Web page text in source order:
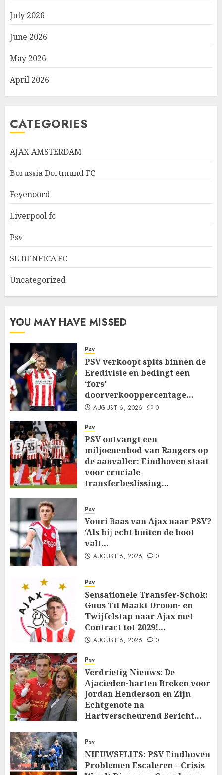
July 2026
June 2026
May 2026
April 2026
CATEGORIES
AJAX AMSTERDAM
Borussia Dortmund FC
Feyenoord
Liverpool fc
Psv
SL BENFICA FC
Uncategorized
YOU MAY HAVE MISSED
Psv
PSV verkoopt spits binnen de
Eredivisie en bedingt een
‘fors’
doorverkooppercentage…
AUGUST 6, 2026 0
Psv
PSV ontvangt een
miljoenenbod van Rangers op
de aanvaller: Eindhoven staat
voor cruciale
transferbeslissing…
Psv
Youri Baas van Ajax naar PSV?
‘Als hij echt buiten de boot
valt…
AUGUST 6, 2026 0
Psv
Sensationele Transfer-Schok:
Guus Til Maakt Droom- en
Twijfelstap naar Ajax met
Contract tot 2029!…
AUGUST 6, 2026 0
Psv
Verdrietig Nieuws: De
Ajacieden-harten Breken voor
Jordan Henderson en Zijn
Echtgenote na
Hartverscheurend Bericht…
Psv
NIEUWSFLITS: PSV Eindhoven
Problemen Escaleren – Crisis